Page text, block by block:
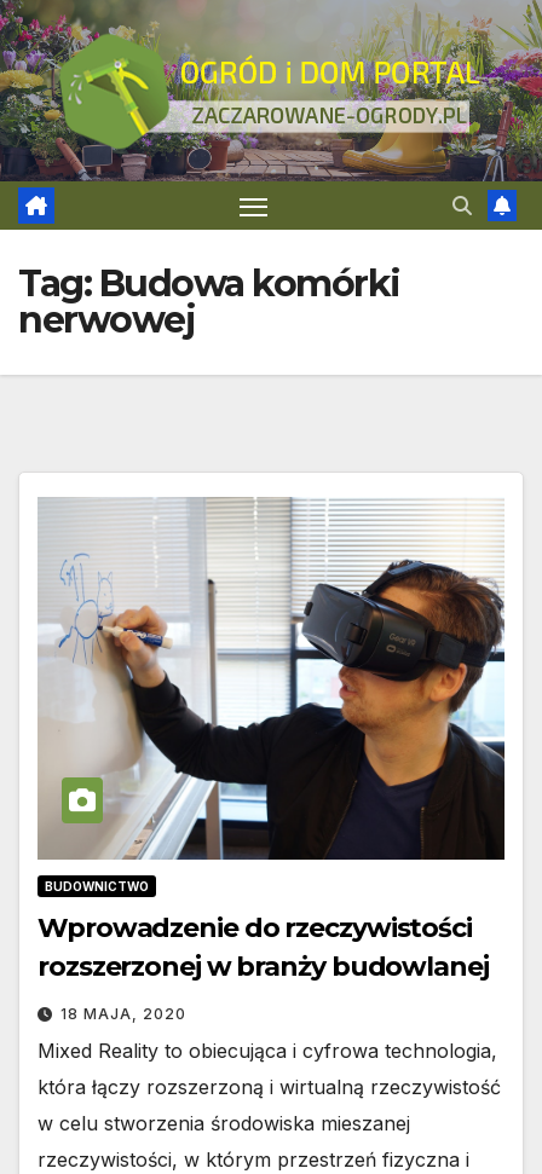
Skip
to
content
Tag: Budowa komórki
nerwowej
BUDOWNICTWO
Wprowadzenie do rzeczywistości
rozszerzonej w branży budowlanej
18 MAJA, 2020
Mixed Reality to obiecująca i cyfrowa technologia,
która łączy rozszerzoną i wirtualną rzeczywistość
w celu stworzenia środowiska mieszanej
rzeczywistości, w którym przestrzeń fizyczna i